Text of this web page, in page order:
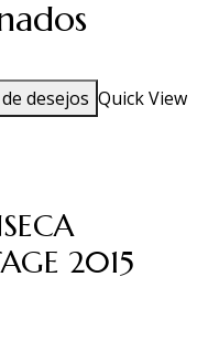
desejos Quick View
2015